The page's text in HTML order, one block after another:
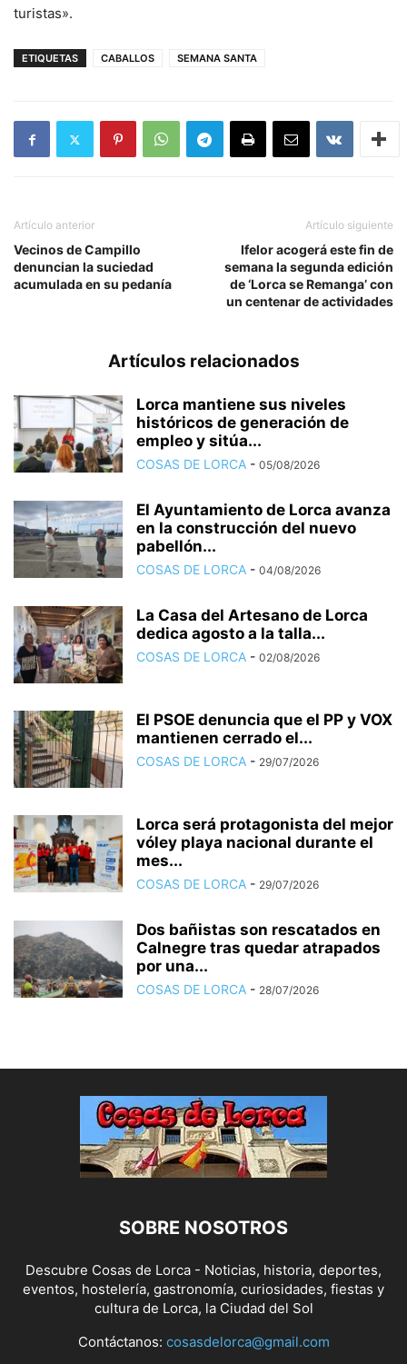
turistas».
ETIQUETAS CABALLOS SEMANA SANTA
Artículo anterior
Vecinos de Campillo
denuncian la suciedad
acumulada en su pedanía
Artículo siguiente
Ifelor acogerá este fin de
semana la segunda edición
de ‘Lorca se Remanga’ con
un centenar de actividades
Artículos relacionados
Lorca mantiene sus niveles
históricos de generación de
empleo y sitúa...
COSAS DE LORCA - 05/08/2026
El Ayuntamiento de Lorca avanza
en la construcción del nuevo
pabellón...
COSAS DE LORCA - 04/08/2026
La Casa del Artesano de Lorca
dedica agosto a la talla...
COSAS DE LORCA - 02/08/2026
El PSOE denuncia que el PP y VOX
mantienen cerrado el...
COSAS DE LORCA - 29/07/2026
Lorca será protagonista del mejor
vóley playa nacional durante el
mes...
COSAS DE LORCA - 29/07/2026
Dos bañistas son rescatados en
Calnegre tras quedar atrapados
por una...
COSAS DE LORCA - 28/07/2026
SOBRE NOSOTROS
Descubre Cosas de Lorca - Noticias, historia, deportes,
eventos, hostelería, gastronomía, curiosidades, fiestas y
cultura de Lorca, la Ciudad del Sol
Contáctanos: cosasdelorca@gmail.com